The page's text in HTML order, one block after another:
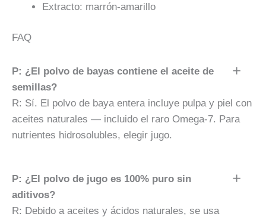
Extracto: marrón-amarillo
FAQ
P: ¿El polvo de bayas contiene el aceite de
semillas?
R: Sí. El polvo de baya entera incluye pulpa y piel con
aceites naturales — incluido el raro Omega-7. Para
nutrientes hidrosolubles, elegir jugo.
P: ¿El polvo de jugo es 100% puro sin
aditivos?
R: Debido a aceites y ácidos naturales, se usa